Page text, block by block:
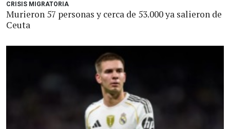
CRISIS MIGRATORIA
Murieron 57 personas y cerca de 53.000 ya salieron de
Ceuta